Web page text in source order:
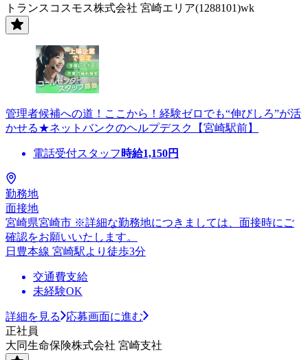
トランスコスモス株式会社 宮崎エリア(1288101)wk
管理者候補への道！ここから！経験ゼロでも“伸びしろ”が活
かせる★ネットバンクのヘルプデスク【宮崎駅前】
電話受付スタッフ 時給1,150円
勤務地
面接地
宮崎県宮崎市 ※詳細な勤務地につきましては、面接時にご
確認をお願いいたします。
日豊本線 宮崎駅より徒歩3分
交通費支給
未経験OK
詳細を見る
応募画面に進む
正社員
大同生命保険株式会社 宮崎支社